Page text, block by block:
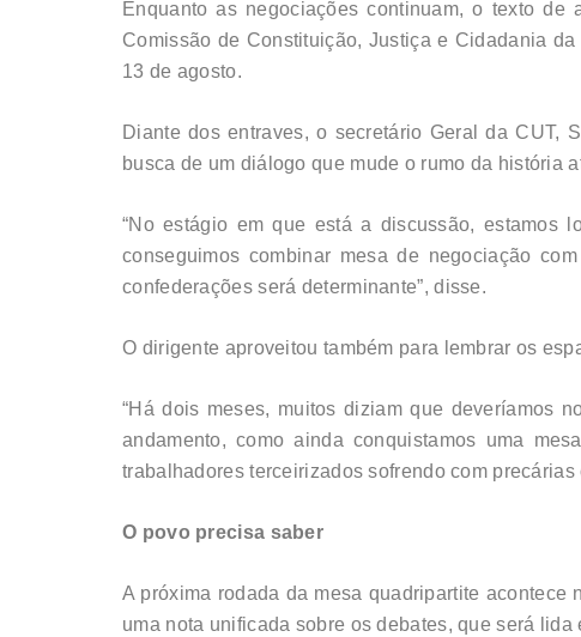
Enquanto as negociações continuam, o texto
Comissão de Constituição, Justiça e Cidadania
13 de agosto.
Diante dos entraves, o secretário Geral da CUT,
busca de um diálogo que mude o rumo da história
“No estágio em que está a discussão, estamos
conseguimos combinar mesa de negociação
confederações será determinante”, disse.
O dirigente aproveitou também para lembrar os
“Há dois meses, muitos diziam que deveríamos
andamento, como ainda conquistamos uma
trabalhadores terceirizados sofrendo com precárias
O povo precisa saber
A próxima rodada da mesa quadripartite
uma nota unificada sobre os debates, que será